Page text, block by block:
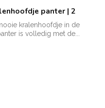
panter | 2
kralenhoofdje in de
is volledig met de...